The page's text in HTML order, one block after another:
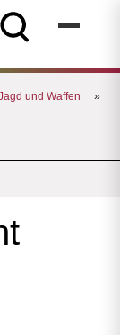
und Waffen
»